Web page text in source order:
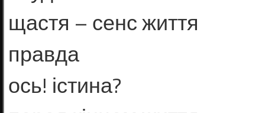
щастя – сенс життя
правда
ось! істина?